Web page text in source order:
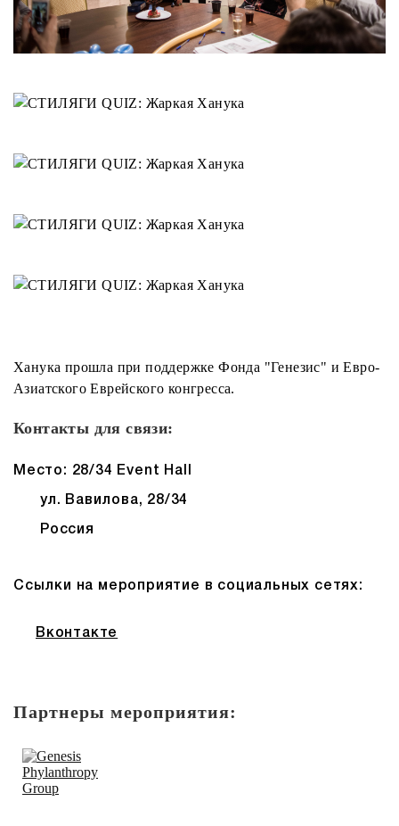
Ханука прошла при поддержке Фонда "Генезис" и Евро-
Азиатского Еврейского конгресса.
Контакты для связи:
Место: 28/34 Event Hall
ул. Вавилова, 28/34
Россия
Ссылки на мероприятие в социальных сетях:
Вконтакте
Партнеры мероприятия: